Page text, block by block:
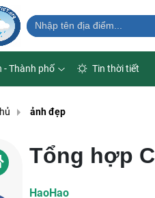
- Thành phố Tin thời tiết
ảnh đẹp
Tổng hợp
HaoHao